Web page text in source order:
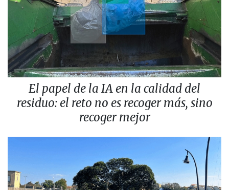
El papel de la IA en la calidad del
residuo: el reto no es recoger más, sino
recoger mejor